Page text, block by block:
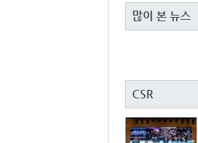
많이 본 뉴스
CSR